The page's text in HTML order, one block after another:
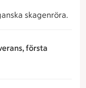
skagenröra.
första